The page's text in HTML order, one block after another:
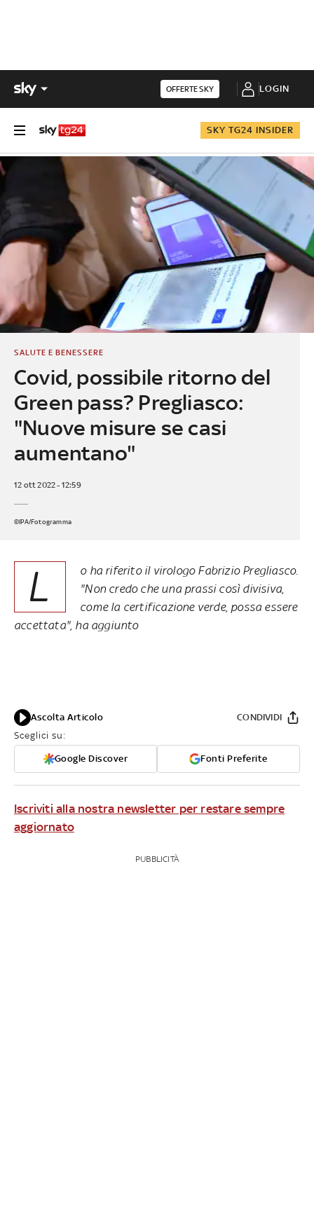
OFFERTE SKY LOGIN
SKY TG24 INSIDER
Covid, possibile ritorno del
Green pass? Pregliasco:
"Nuove misure se casi
aumentano"
SALUTE E BENESSERE
12 ott 2022 - 12:59
©IPA/Fotogramma
L
o ha riferito il virologo Fabrizio Pregliasco.
"Non credo che una prassi così divisiva,
come la certificazione verde, possa essere
accettata", ha aggiunto
Ascolta Articolo
Sceglici su:
Google Discover Fonti Preferite
CONDIVIDI
Iscriviti alla nostra newsletter per restare sempre
aggiornato
PUBBLICITÀ